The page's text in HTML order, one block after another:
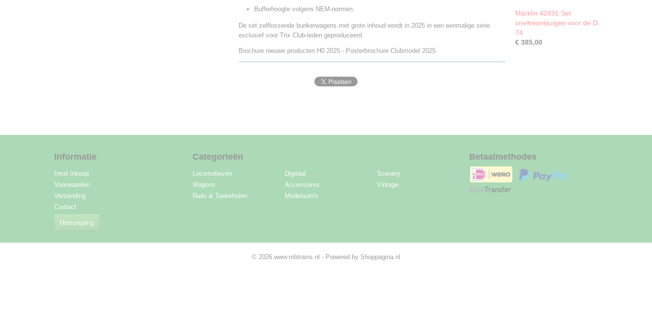
Bufferhoogte volgens NEM-normen.
De set zelflossende bunkerwagens met grote inhoud wordt in 2025 in een eenmalige serie
exclusief voor Trix Club-leden geproduceerd.
Brochure nieuwe producten H0 2025 - Posterbrochure Clubmodel 2025
Märklin 42491 Set
sneltreinrijtuigen voor de D
74
€ 385,00
Informatie
Inruil Inkoop
Voorwaarden
Verzending
Contact
Herroeping
Categorieën
Locomotieven
Wagons
Rails & Toebehoren
Digitaal
Accessoires
Modelauto's
Scenery
Vintage
Betaalmethodes
© 2026 www.mbtrains.nl - Powered by Shoppagina.nl